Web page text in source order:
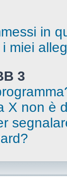
in
miei
3
X non è